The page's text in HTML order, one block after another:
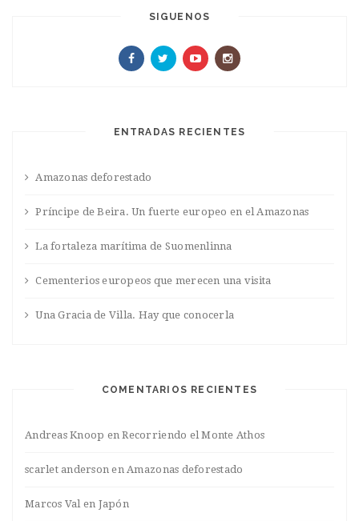
SIGUENOS
ENTRADAS RECIENTES
Amazonas deforestado
Príncipe de Beira. Un fuerte europeo en el Amazonas
La fortaleza marítima de Suomenlinna
Cementerios europeos que merecen una visita
Una Gracia de Villa. Hay que conocerla
COMENTARIOS RECIENTES
Andreas Knoop enRecorriendo el Monte Athos
scarlet anderson enAmazonas deforestado
Marcos Valen Japón